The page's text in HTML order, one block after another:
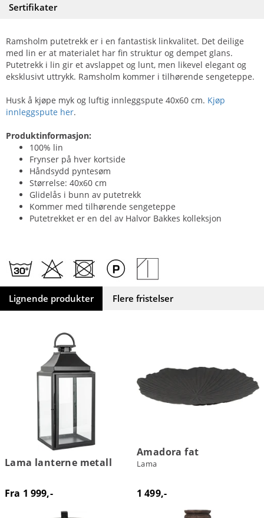
Sertifikater
Ramsholm putetrekk er i en fantastisk linkvalitet. Det deilige
med lin er at materialet har fin struktur og dempet glans.
Putetrekk i lin gir et avslappet og lunt, men likevel elegant og
eksklusivt uttrykk. Ramsholm kommer i tilhørende sengeteppe.
Husk å kjøpe myk og luftig innleggspute 40x60 cm. Kjøp
innleggspute her.
Produktinformasjon:
100% lin
Frynser på hver kortside
Håndsydd pyntesøm
Størrelse: 40x60 cm
Glidelås i bunn av putetrekk
Kommer med tilhørende sengeteppe
Putetrekket er en del av Halvor Bakkes kolleksjon
Lignende produkter Flere fristelser
Lama lanterne metall
Fra 1 999,-
Amadora fat
Lama
1 499,-